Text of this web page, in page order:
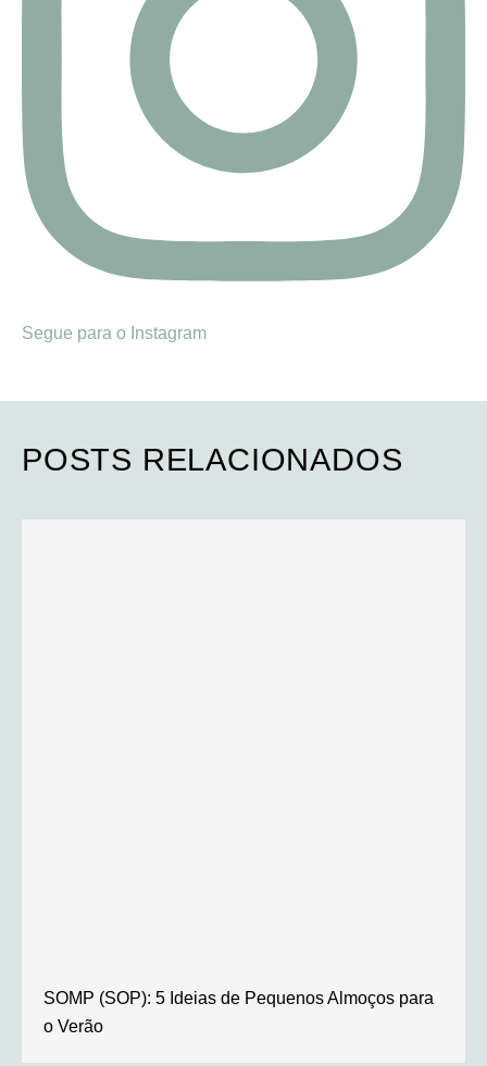
Segue para o Instagram
POSTS RELACIONADOS
SOMP (SOP): 5 Ideias de Pequenos Almoços para
o Verão